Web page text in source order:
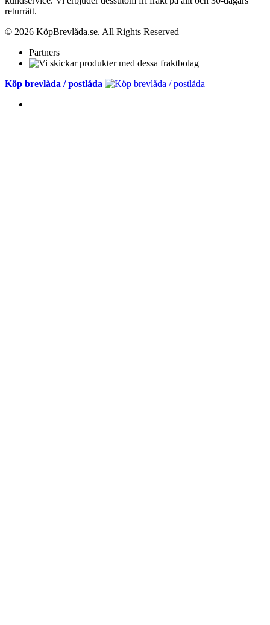
returrätt.
© 2026 KöpBrevlåda.se. All Rights Reserved
Partners
Köp brevlåda / postlåda